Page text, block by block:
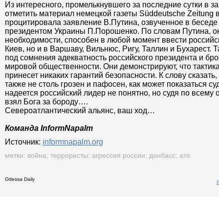
Из интересного, промелькнувшего за последние сутки в
отметить материал немецкой газеты Süddeutsche Zeitung
процитировала заявление В.Путина, озвученное в
президентом Украины П.Порошенко. По словам Путина,
необходимости, способен в любой момент ввести
Киев, но и в Варшаву, Вильнюс, Ригу, Таллин и Бухарест.
под сомнения адекватность российского президента и
мировой общественности. Они демонстрируют, что
принесет никаких гарантий безопасности. К слову
также не столь грозен и пафосен, как может показаться
надеется российский лидер не понятно, но судя по всему
взял Бога за бороду….
Североатлантический альянс, ваш ход…
Команда InformNapalm
Источник: informnapalm.org
метки: война; террористы; агрессия россии; донбасс; ато
Odessa Daily